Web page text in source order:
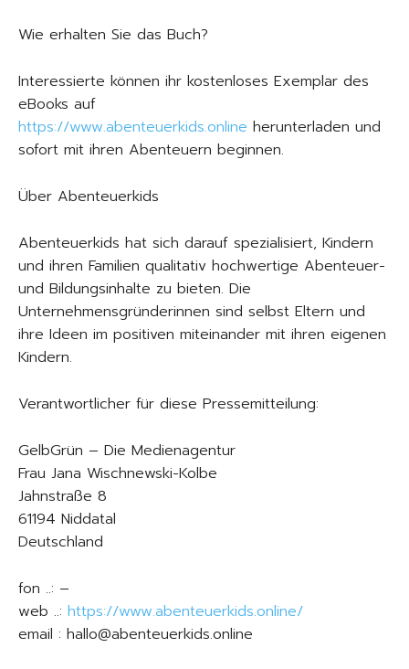
Wie erhalten Sie das Buch?
Interessierte können ihr kostenloses Exemplar des
eBooks auf
https://www.abenteuerkids.online herunterladen und
sofort mit ihren Abenteuern beginnen.
Über Abenteuerkids
Abenteuerkids hat sich darauf spezialisiert, Kindern
und ihren Familien qualitativ hochwertige Abenteuer-
und Bildungsinhalte zu bieten. Die
Unternehmensgründerinnen sind selbst Eltern und
ihre Ideen im positiven miteinander mit ihren eigenen
Kindern.
Verantwortlicher für diese Pressemitteilung:
GelbGrün – Die Medienagentur
Frau Jana Wischnewski-Kolbe
Jahnstraße 8
61194 Niddatal
Deutschland
fon ..: –
web ..: https://www.abenteuerkids.online/
email : hallo@abenteuerkids.online